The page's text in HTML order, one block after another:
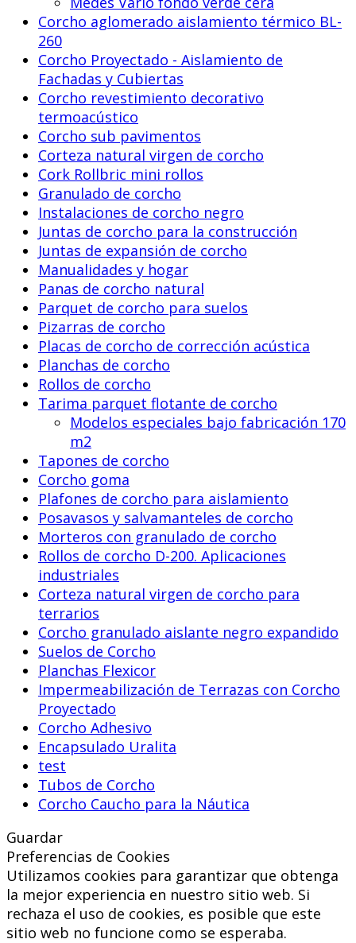
Corcho aglomerado aislamiento térmico BL-
260
Corcho Proyectado - Aislamiento de
Fachadas y Cubiertas
Corcho revestimiento decorativo
termoacústico
Corcho sub pavimentos
Corteza natural virgen de corcho
Cork Rollbric mini rollos
Granulado de corcho
Instalaciones de corcho negro
Juntas de corcho para la construcción
Juntas de expansión de corcho
Manualidades y hogar
Panas de corcho natural
Parquet de corcho para suelos
Pizarras de corcho
Placas de corcho de corrección acústica
Planchas de corcho
Rollos de corcho
Tarima parquet flotante de corcho
Modelos especiales bajo fabricación 170
m2
Tapones de corcho
Corcho goma
Plafones de corcho para aislamiento
Posavasos y salvamanteles de corcho
Morteros con granulado de corcho
Rollos de corcho D-200. Aplicaciones
industriales
Corteza natural virgen de corcho para
terrarios
Corcho granulado aislante negro expandido
Suelos de Corcho
Planchas Flexicor
Impermeabilización de Terrazas con Corcho
Proyectado
Corcho Adhesivo
Encapsulado Uralita
test
Tubos de Corcho
Corcho Caucho para la Náutica
Guardar
Preferencias de Cookies
Utilizamos cookies para garantizar que obtenga
la mejor experiencia en nuestro sitio web. Si
rechaza el uso de cookies, es posible que este
sitio web no funcione como se esperaba.